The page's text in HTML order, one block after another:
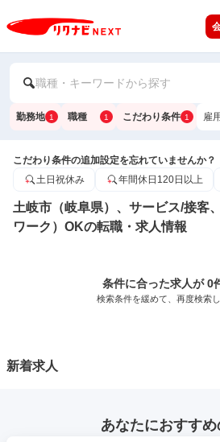
職種・キーワードから探す
勤務地 1 職種 1 こだわり条件 1 雇
こだわり条件の追加設定を忘れていませんか？
土日祝休み
年間休日120日以上
土岐市（岐阜県）、サービス/接客
ワーク）OKの転職・求人情報
条件に合った求人が 0
検索条件を緩めて、再度検索
新着求人
あなたにおすすめ